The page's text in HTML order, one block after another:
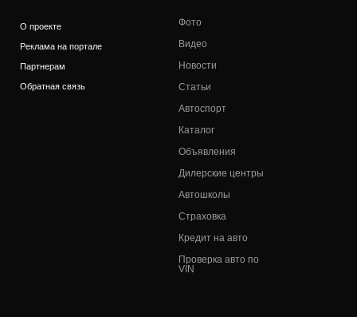
О проекте
Реклама на портале
Партнерам
Обратная связь
Фото
Видео
Новости
Статьи
Автоспорт
Каталог
Объявления
Дилерские центры
Автошколы
Страховка
Кредит на авто
Проверка авто по
VIN